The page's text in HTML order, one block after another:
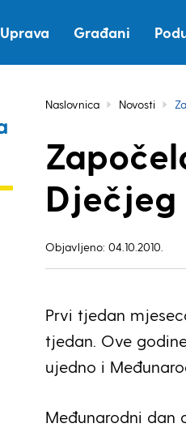
Uprava Građani
Naslovnica Novosti
Objavljeno: 04.10.2010.
Prvi tjedan
tjedan. Ove
ujedno i
Međunarodni